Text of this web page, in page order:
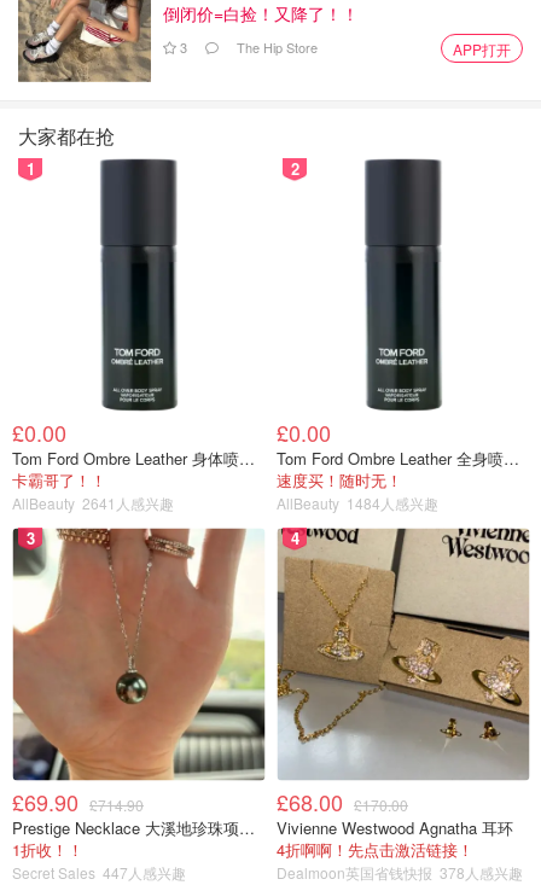
倒闭价=白捡！又降了！！
3 The Hip Store APP打开
大家都在抢
1
£0.00
Tom Ford Ombre Leather 身体喷雾 150ml
卡霸哥了！！
AllBeauty 2641人感兴趣
2
£0.00
Tom Ford Ombre Leather 全身喷雾 150ml
速度买！随时无！
AllBeauty 1484人感兴趣
3
£69.90 £714.90
Prestige Necklace 大溪地珍珠项链 10-11mm
1折收！！
Secret Sales 447人感兴趣
4
£68.00 £170.00
Vivienne Westwood Agnatha 耳环
4折啊啊！先点击激活链接！
Dealmoon英国省钱快报 378人感兴趣